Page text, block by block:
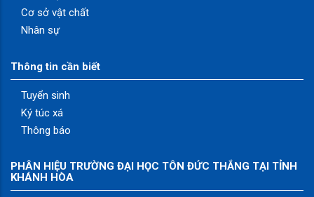
Cơ sở vật chất
Nhân sự
Thông tin cần biết
Tuyển sinh
Ký túc xá
Thông báo
PHÂN HIỆU TRƯỜNG ĐẠI HỌC TÔN ĐỨC THẮNG TẠI TỈNH
KHÁNH HÒA